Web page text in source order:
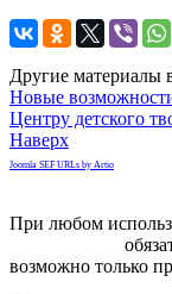
Другие материалы
Новые
Центру детского
Наверх
Joomla SEF URLs by Artio
При любом
возможно только